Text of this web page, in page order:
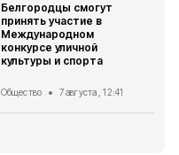
Белгородцы смогут
принять участие в
Международном
конкурсе уличной
культуры и спорта
Общество 7 августа , 12:41